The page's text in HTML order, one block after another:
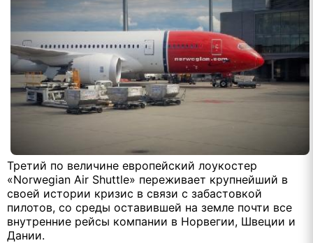
Третий по величине европейский лоукостер
«Norwegian Air Shuttle» переживает крупнейший в
своей истории кризис в связи с забастовкой
пилотов, со среды оставившей на земле почти все
внутренние рейсы компании в Норвегии, Швеции и
Дании.